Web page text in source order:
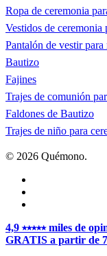
Ropa de ceremonia
Vestidos de ceremonia
Pantalón de vestir para
Bautizo
Fajines
Trajes de comunión
Faldones de Bautizo
Trajes de niño para
© 2026 Quémono.
Close
Menu
4,9 ⭑⭑⭑⭑⭑ miles de
GRATIS a partir de